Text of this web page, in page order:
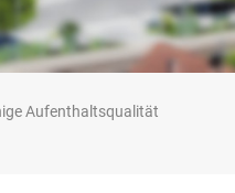
Aufenthaltsqualität